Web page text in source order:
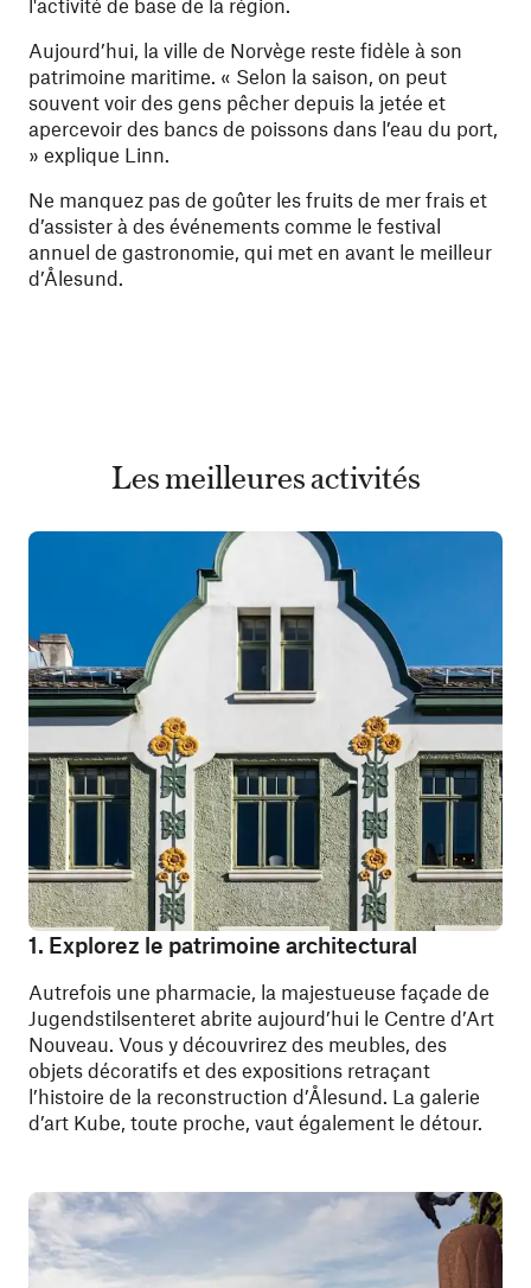
l'activité de base de la région.
Aujourd’hui, la ville de Norvège reste fidèle à son
patrimoine maritime. « Selon la saison, on peut
souvent voir des gens pêcher depuis la jetée et
apercevoir des bancs de poissons dans l’eau du port,
» explique Linn.
Ne manquez pas de goûter les fruits de mer frais et
d’assister à des événements comme le festival
annuel de gastronomie, qui met en avant le meilleur
d’Ålesund.
Les meilleures activités
1. Explorez le patrimoine architectural
Autrefois une pharmacie, la majestueuse façade de
Jugendstilsenteret abrite aujourd’hui le Centre d’Art
Nouveau. Vous y découvrirez des meubles, des
objets décoratifs et des expositions retraçant
l’histoire de la reconstruction d’Ålesund. La galerie
d’art Kube, toute proche, vaut également le détour.